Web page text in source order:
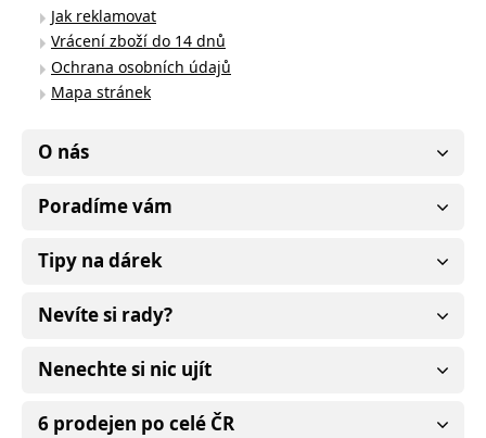
Jak reklamovat
Vrácení zboží do 14 dnů
Ochrana osobních údajů
Mapa stránek
O nás
Poradíme vám
Tipy na dárek
Nevíte si rady?
Nenechte si nic ujít
6 prodejen po celé ČR